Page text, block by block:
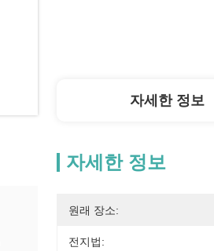
자세한 정보
자세한 정보
원래 장소:
전지법: